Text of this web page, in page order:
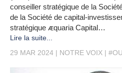
conseiller stratégique de la
de la Société de capital-
stratégique ᴁquaria Capital…
Lire la suite...
29 MAR 2024
NOTRE VOIX